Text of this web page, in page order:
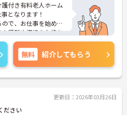
付き有料老人ホーム
となります！
で、お仕事を始める
経験や資格をお持ち
等もございます♪資格
求人となっておりま
お伝えしますので、
い♪
無料 紹介してもらう
更新日：2026年03月26日
ださい